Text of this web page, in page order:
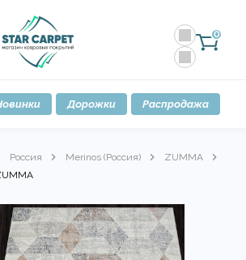
0
Дорожки Распродажа
Россия Merinos (Россия)
ZUMMA